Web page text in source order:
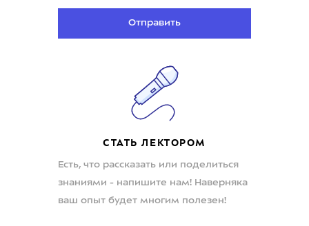
Отправить
СТАТЬ ЛЕКТОРОМ
Есть, что рассказать или поделиться
знаниями - напишите нам! Наверняка
ваш опыт будет многим полезен!